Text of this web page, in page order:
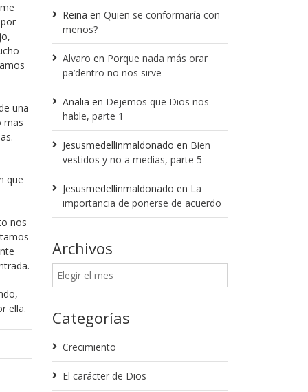
una
mas
que
nos
ella.
Reina en Quien se conformaría con
menos?
Alvaro en Porque nada más orar
pa’dentro no nos sirve
Analia en Dejemos que Dios nos
hable, parte 1
Jesusmedellinmaldonado en Bien
vestidos y no a medias, parte 5
Jesusmedellinmaldonado en La
importancia de ponerse de acuerdo
Archivos
Categorías
Crecimiento
El carácter de Dios